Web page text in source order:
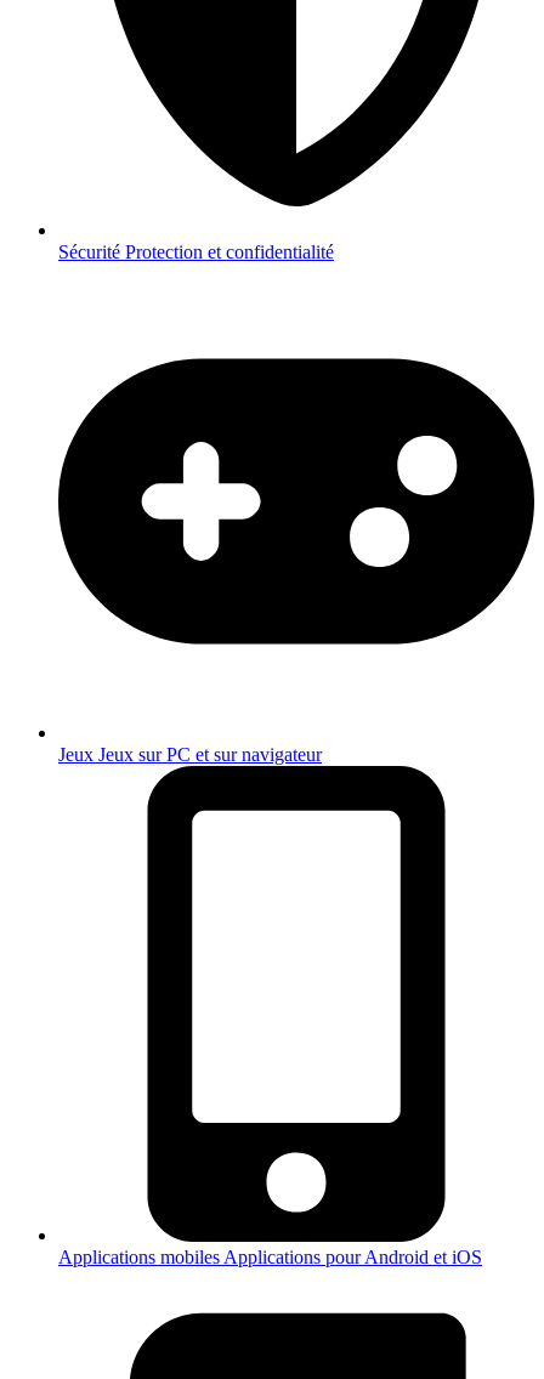
Sécurité Protection et confidentialité
Jeux Jeux sur PC et sur navigateur
Applications mobiles Applications pour Android et iOS